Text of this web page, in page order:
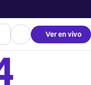
Ver en vivo